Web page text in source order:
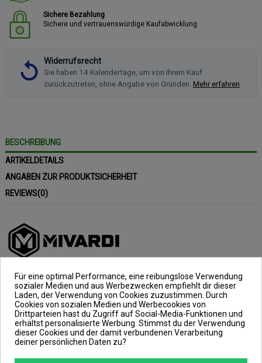
Sichere Bezahlung
Sichere und vertrauenswürdige Kaufabwicklung
Widerrufsrecht
Sie haben 14 Kalendertage, um von Ihrem Kauf
zurückzutreten, ohne Angabe von Gründen. Mehr erfahren
BESCHREIBUNG
ARTIKELDETAILS
ANGABEN ZUR PRODUKTSICHERHEIT
REVIEWS(0)
Carp Carryall Premium
Farbe: grün, Größe: 53 x 29 x 34cm
Die Carp Carryall Premium, aus dem
Für eine optimal Performance, eine reibungslose Verwendung
sozialer Medien und aus Werbezwecken empfiehlt dir dieser
Laden, der Verwendung von Cookies zuzustimmen. Durch
Cookies von sozialen Medien und Werbecookies von
Drittparteien hast du Zugriff auf Social-Media-Funktionen und
erhältst personalisierte Werbung. Stimmst du der Verwendung
dieser Cookies und der damit verbundenen Verarbeitung
deiner persönlichen Daten zu?